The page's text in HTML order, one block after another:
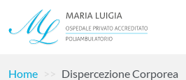
Home Dispercezione Corporea